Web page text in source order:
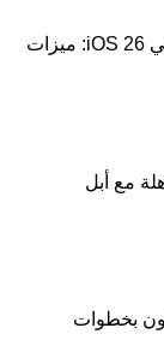
تطبيق الاختصارات في iOS 26: ميزات
مع أبل
بخطوات